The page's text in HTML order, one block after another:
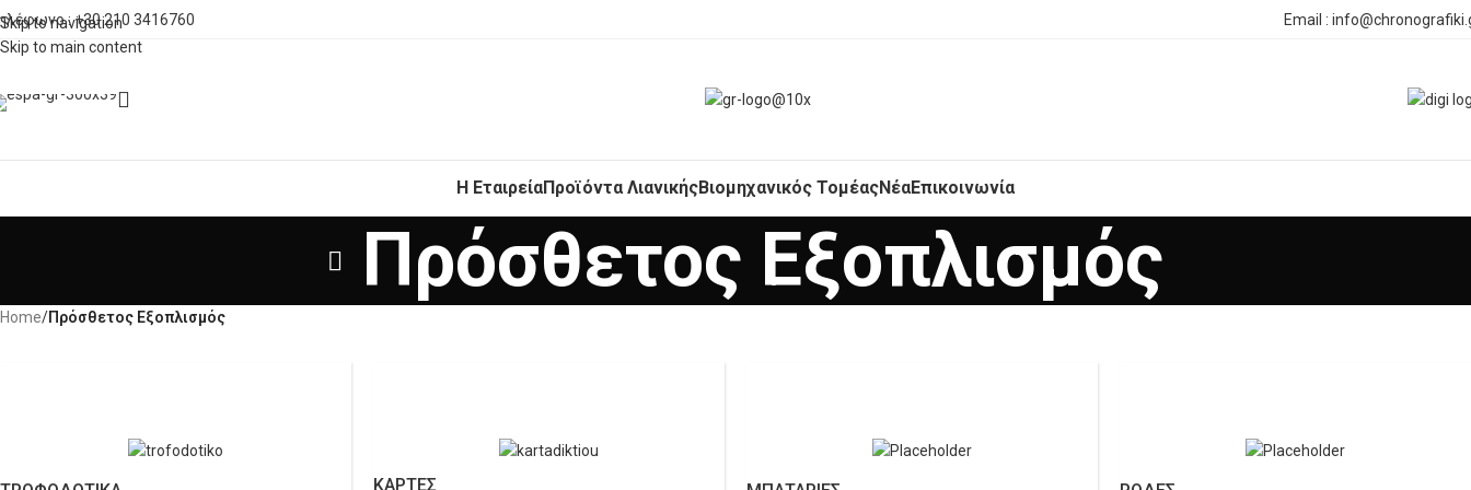
Skip to navigation
Skip to main content
: +30 210 3416760 Email :
Η ΕταιρείαΠροϊόντα ΛιανικήςΒιομηχανικός ΤομέαςΝέαΕπικοινωνία
Πρόσθετος Εξοπλισμός
Home/Πρόσθετος Εξοπλισμός
ΚΑΡΤΕΣ